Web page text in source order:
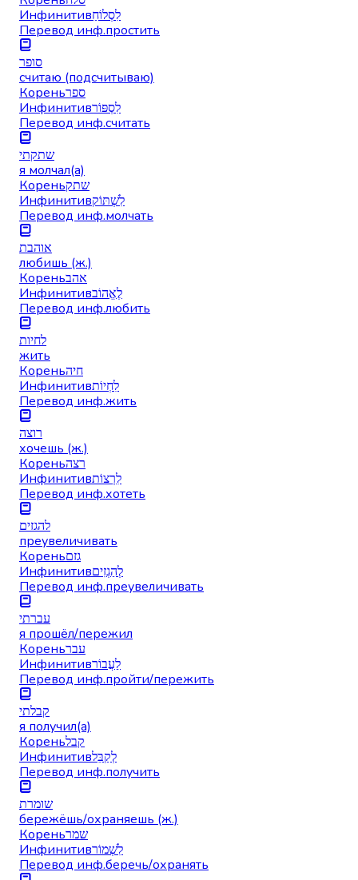
Инфинитивלִסְלוֹחַ
Перевод инф.простить
סופר
считаю (подсчитываю)
Кореньספר
Инфинитивלִסְפּוֹר
Перевод инф.считать
שתקתי
я молчал(а)
Кореньשתק
Инфинитивלִשְׁתּוֹק
Перевод инф.молчать
אוהבת
любишь (ж.)
Кореньאהב
Инфинитивלֶאֱהוֹב
Перевод инф.любить
לחיות
жить
Кореньחיה
Инфинитивלִחְיוֹת
Перевод инф.жить
רוצה
хочешь (ж.)
Кореньרצה
Инфинитивלִרְצוֹת
Перевод инф.хотеть
להגזים
преувеличивать
Кореньגזם
Инфинитивלְהַגְזִים
Перевод инф.преувеличивать
עברתי
я прошёл/пережил
Кореньעבר
Инфинитивלַעֲבוֹר
Перевод инф.пройти/пережить
קבלתי
я получил(а)
Кореньקבל
Инфинитивלְקַבֵּל
Перевод инф.получить
שומרת
бережёшь/охраняешь (ж.)
Кореньשמר
Инфинитивלִשְׁמוֹר
Перевод инф.беречь/охранять